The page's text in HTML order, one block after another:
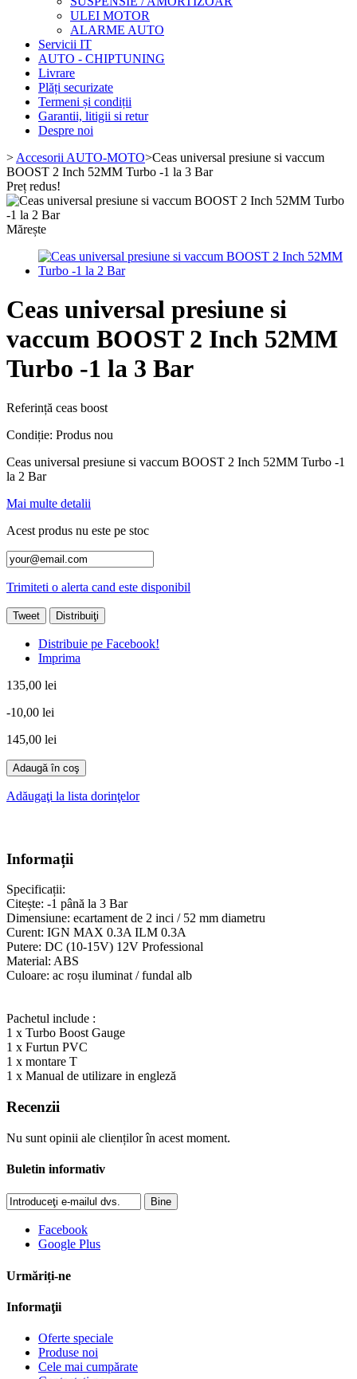
ULEI MOTOR
ALARME AUTO
Servicii IT
AUTO - CHIPTUNING
Livrare
Plăți securizate
Termeni și condiții
Garantii, litigii si retur
Despre noi
> Accesorii AUTO-MOTO>Ceas universal presiune si vaccum
BOOST 2 Inch 52MM Turbo -1 la 3 Bar
Preț redus!
Mărește
Ceas universal presiune si
vaccum BOOST 2 Inch 52MM
Turbo -1 la 3 Bar
Referință ceas boost
Condiție: Produs nou
Ceas universal presiune si vaccum BOOST 2 Inch 52MM Turbo -1
la 2 Bar
Mai multe detalii
Acest produs nu este pe stoc
Trimiteti o alerta cand este disponibil
Tweet Distribuiţi
Distribuie pe Facebook!
Imprima
135,00 lei
-10,00 lei
145,00 lei
Adaugă în coş
Adăugaţi la lista dorinţelor
Informații
Specificații:
Citește: -1 până la 3 Bar
Dimensiune: ecartament de 2 inci / 52 mm diametru
Curent: IGN MAX 0.3A ILM 0.3A
Putere: DC (10-15V) 12V Professional
Material: ABS
Culoare: ac roșu iluminat / fundal alb
Pachetul include :
1 x Turbo Boost Gauge
1 x Furtun PVC
1 x montare T
1 x Manual de utilizare in engleză
Recenzii
Nu sunt opinii ale clienților în acest moment.
Buletin informativ
Bine
Facebook
Google Plus
Urmăriți-ne
Informaţii
Oferte speciale
Produse noi
Cele mai cumpărate